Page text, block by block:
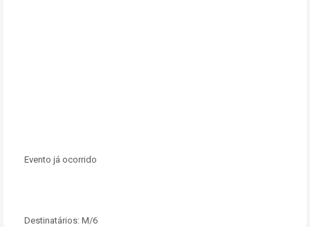
Evento já ocorrido
Destinatários: M/6